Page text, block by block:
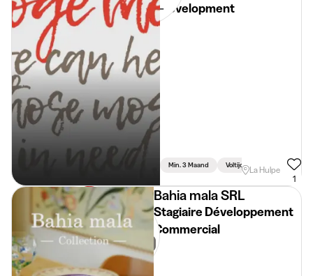
Development
Min. 3 Maand Voltijds La Hulpe
1
Bahia mala SRL
Stagiaire Développement
Commercial